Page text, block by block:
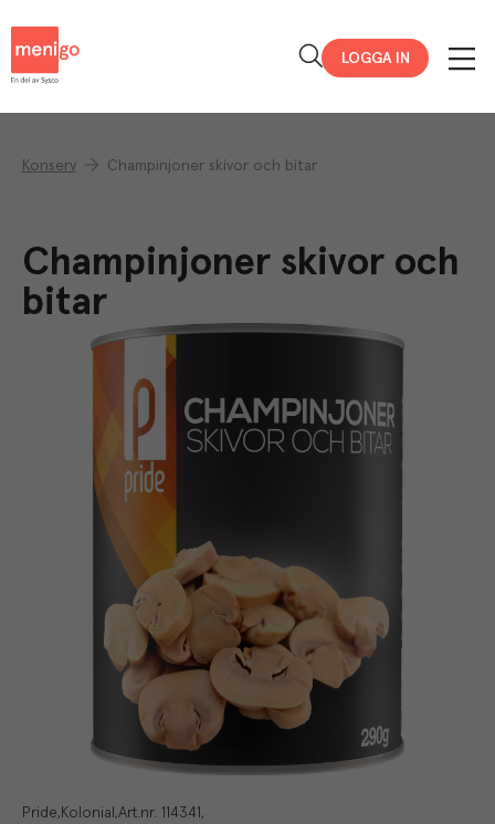
LOGGA IN
Konserv Champinjoner skivor och bitar
Champinjoner skivor och
bitar
Pride Kolonial Art.nr. 114341